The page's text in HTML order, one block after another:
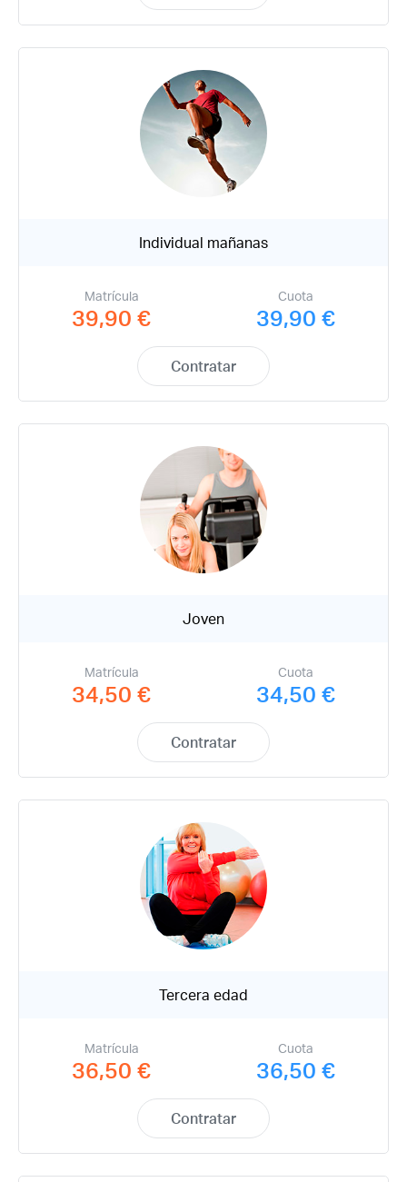
Acceso socios
Individual mañanas
Matrícula
39,90 €
Cuota
39,90 €
Contratar
Joven
Matrícula
34,50 €
Cuota
34,50 €
Contratar
Tercera edad
Matrícula
36,50 €
Cuota
36,50 €
Contratar